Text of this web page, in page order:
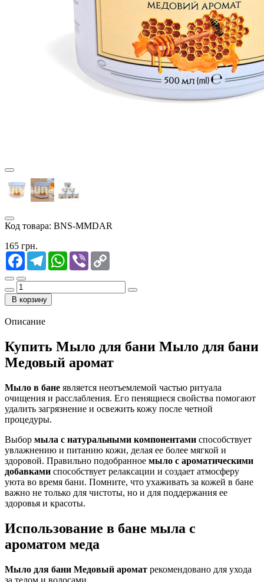
Код товара: BNS-MMDAR
165 грн.
FacebookTelegramWhatsApp
Viber
В корзину
Описание
Купить Мыло для бани Мыло для бани
Медовый аромат
Мыло в бане является неотъемлемой частью ритуала
очищения и расслабления. Его пенящиеся свойства помогают
удалить загрязнение и освежить кожу после четной
процедуры.
Выбор мыла с натуральными компонентами способствует
увлажнению и питанию кожи, делая ее более мягкой и
здоровой. Правильно подобранное мыло с ароматическими
добавками способствует релаксации и создает атмосферу
уюта во время бани. Помните, что ухаживать за кожей в бане
важно не только для чистоты, но и для поддержания ее
здоровья и красоты.
Использование в бане мыла с
ароматом меда
Мыло для бани Медовый аромат рекомендовано для ухода
за телом и волосами.